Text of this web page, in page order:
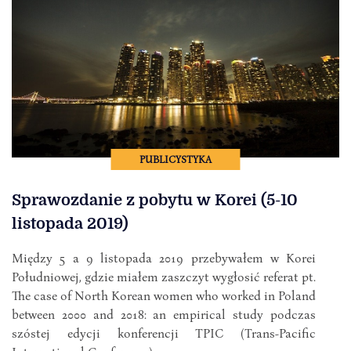
PUBLICYSTYKA
Sprawozdanie z pobytu w Korei (5-10
listopada 2019)
Między 5 a 9 listopada 2019 przebywałem w Korei
Południowej, gdzie miałem zaszczyt wygłosić referat pt.
The case of North Korean women who worked in Poland
between 2000 and 2018: an empirical study podczas
szóstej edycji konferencji TPIC (Trans-Pacific